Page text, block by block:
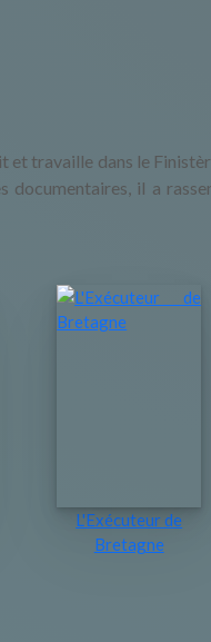
et travaille dans le
documentaires, il a
L'Exécuteur de
Bretagne